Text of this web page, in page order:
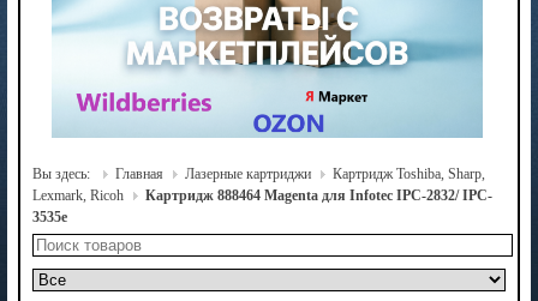
Вы здесь: Главная Лазерные картриджи
Картридж Toshiba, Sharp,
Lexmark, Ricoh
Картридж 888464 Magenta для Infotec IPC-2832/ IPC-
3535e